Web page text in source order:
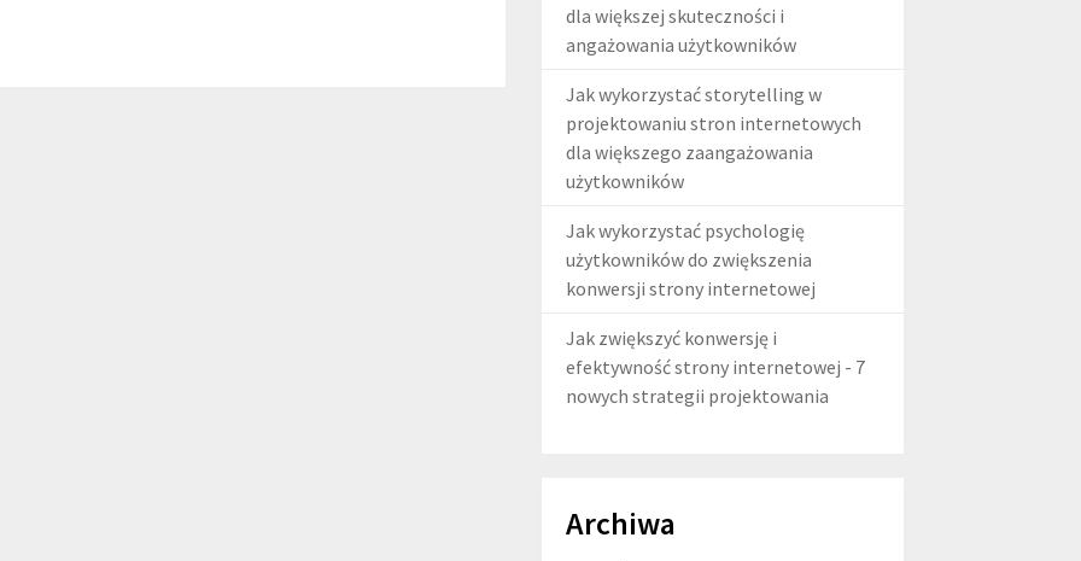
dla większej skuteczności i
angażowania użytkowników
Jak wykorzystać storytelling w
projektowaniu stron internetowych
dla większego zaangażowania
użytkowników
Jak wykorzystać psychologię
użytkowników do zwiększenia
konwersji strony internetowej
Jak zwiększyć konwersję i
efektywność strony internetowej - 7
nowych strategii projektowania
Archiwa